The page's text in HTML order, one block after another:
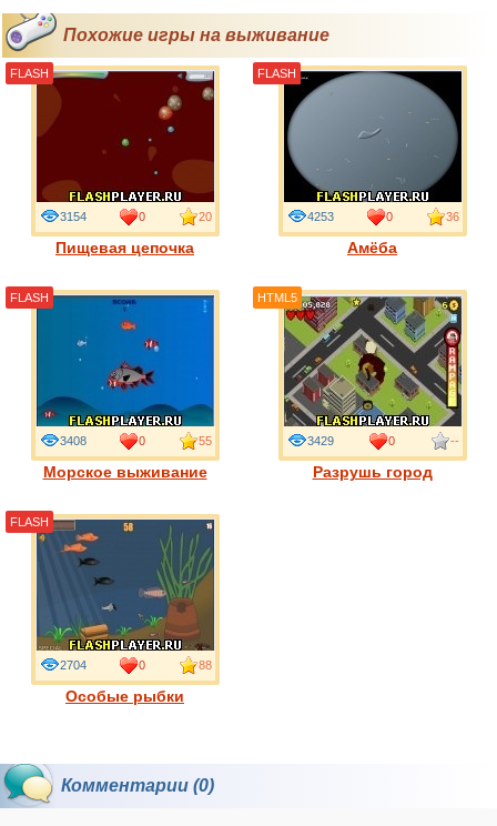
Похожие игры на выживание
Пищевая цепочка
3154 0 20
FLASH
Амёба
4253 0 36
FLASH
Морское выживание
3408 0 55
FLASH
Разрушь город
3429 0 --
HTML5
Особые рыбки
2704 0 88
FLASH
Комментарии (0)